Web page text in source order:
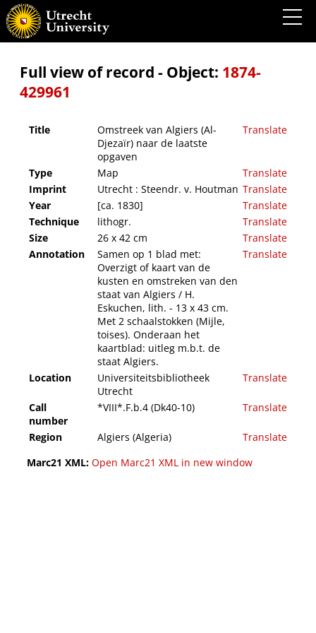
Omstreek van Algiers (Al-Djezaïr) naar de laatste opgaven
Full view of record - Object: 1874-
429961
Title
Omstreek van Algiers (Al-
Djezaïr) naar de laatste
opgaven
Translate
Type Map
Translate
Imprint
Utrecht : Steendr. v. Houtman Translate
Year
[ca. 1830]
Translate
Technique
lithogr.
Translate
Size
26 x 42 cm
Translate
Annotation
Samen op 1 blad met:
Overzigt of kaart van de
kusten en omstreken van den
staat van Algiers / H.
Eskuchen, lith. - 13 x 43 cm.
Met 2 schaalstokken (Mijle,
toises). Onderaan het
kaartblad: uitleg m.b.t. de
staat Algiers.
Translate
Location
Universiteitsbibliotheek
Utrecht
Translate
Call
number
*VIII*.F.b.4 (Dk40-10) Translate
Region Algiers (Algeria)
Translate
Marc21 XML: Open Marc21 XML in new window